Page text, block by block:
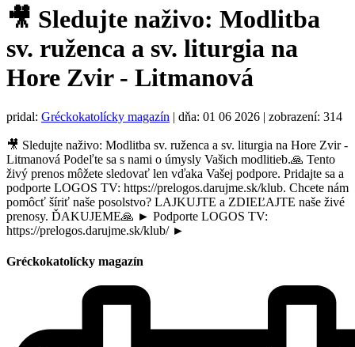
🎥 Sledujte naživo: Modlitba
sv. ruženca a sv. liturgia na
Hore Zvir - Litmanová
pridal: Gréckokatolícky magazín | dňa: 01 06 2026 | zobrazení: 314
🎥 Sledujte naživo: Modlitba sv. ruženca a sv. liturgia na Hore Zvir -
Litmanová Podeľte sa s nami o úmysly Vašich modlitieb.🙏 Tento
živý prenos môžete sledovať len vďaka Vašej podpore. Pridajte sa a
podporte LOGOS TV: https://prelogos.darujme.sk/klub. Chcete nám
pomôcť šíriť naše posolstvo? LAJKUJTE a ZDIEĽAJTE naše živé
prenosy. ĎAKUJEME🙏 ► Podporte LOGOS TV:
https://prelogos.darujme.sk/klub/ ►
Gréckokatolícky magazín